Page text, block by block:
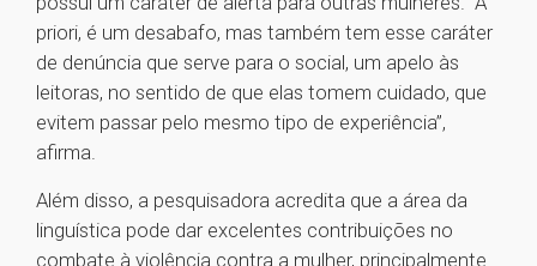
priori, é um desabafo, mas também tem esse caráter
de denúncia que serve para o social, um apelo às
leitoras, no sentido de que elas tomem cuidado, que
evitem passar pelo mesmo tipo de experiência”,
afirma.
Além disso, a pesquisadora acredita que a área da
linguística pode dar excelentes contribuições no
combate à violência contra a mulher, principalmente